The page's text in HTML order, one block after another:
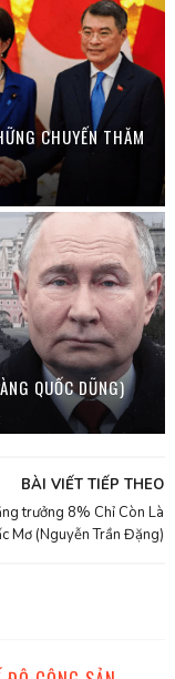
CHUYẾN THĂM
QUỐC DŨNG)
BÀI VIẾT TIẾP THEO
trưởng 8% Chỉ Còn Là
Mơ (Nguyễn Trần Đặng)